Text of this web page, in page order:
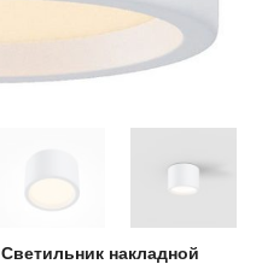
Светильник накладной